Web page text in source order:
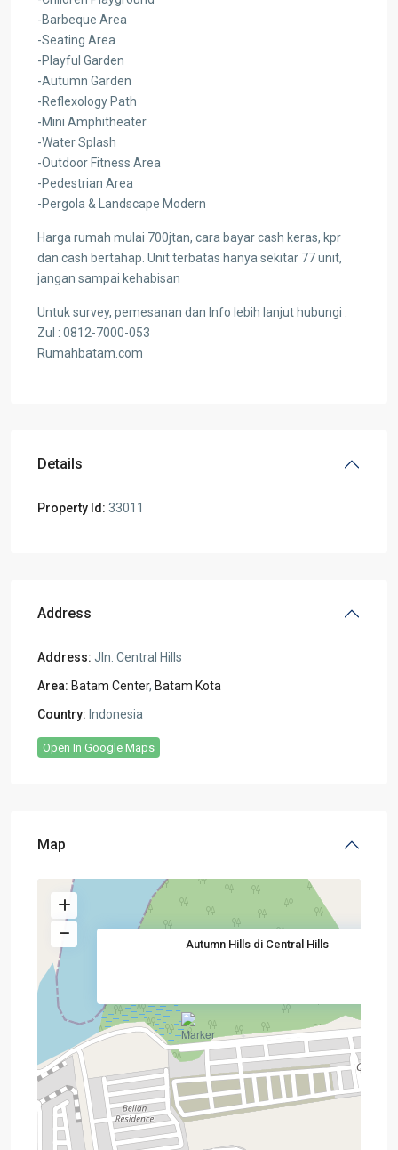
-Barbeque Area
-Seating Area
-Playful Garden
-Autumn Garden
-Reflexology Path
-Mini Amphitheater
-Water Splash
-Outdoor Fitness Area
-Pedestrian Area
-Pergola & Landscape Modern
Harga rumah mulai 700jtan, cara bayar cash keras, kpr
dan cash bertahap. Unit terbatas hanya sekitar 77 unit,
jangan sampai kehabisan
Untuk survey, pemesanan dan Info lebih lanjut hubungi :
Zul : 0812-7000-053
Rumahbatam.com
Details
Property Id: 33011
Address
Address: Jln. Central Hills
Area: Batam Center, Batam Kota
Country: Indonesia
Open In Google Maps
Map
Autumn Hills di Central Hills